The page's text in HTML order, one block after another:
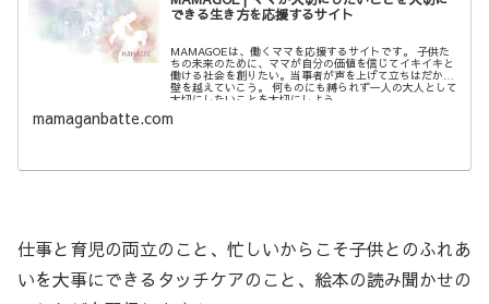
できる生き方を応援するサイト
MAMAGOEは、働くママを応援するサイトです。 子供た
ちの未来のために、ママが自分の価値を信じてイキイキと
働ける社会を創りたい。当事者が声を上げて立ちはだかる
壁を越えていこう。 何ものにも縛られず一人の大人として
大切にしたいことを大切にしよう。
mamaganbatte.com
仕事と育児の両立のこと、忙しいからこそ子供とのふれあ
いを大事にできるタッチケアのこと、絵本の読み聞かせの